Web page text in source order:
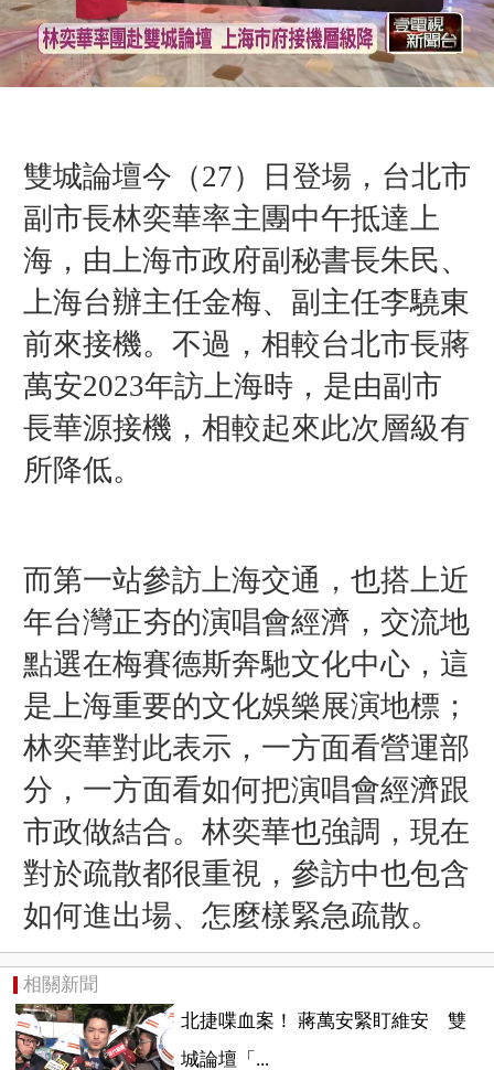
雙城論壇今（27）日登場，台北市
副市長林奕華率主團中午抵達上
海，由上海市政府副秘書長朱民、
上海台辦主任金梅、副主任李驍東
前來接機。不過，相較台北市長蔣
萬安2023年訪上海時，是由副市
長華源接機，相較起來此次層級有
所降低。
而第一站參訪上海交通，也搭上近
年台灣正夯的演唱會經濟，交流地
點選在梅賽德斯奔馳文化中心，這
是上海重要的文化娛樂展演地標；
林奕華對此表示，一方面看營運部
分， 一方面看如何把演唱會經濟跟
市政做結合。林奕華也強調， 現在
對於疏散都很重視， 參訪中也包含
如何進出場、 怎麼樣緊急疏散。
相關新聞
北捷喋血案！ 蔣萬安緊盯維安 雙
城論壇「...